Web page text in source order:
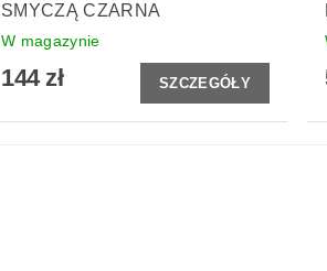
SMYCZĄ CZARNA
W magazynie
144 zł SZCZEGÓŁY